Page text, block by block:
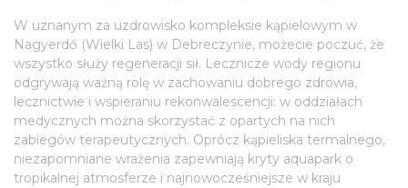
W uznanym za uzdrowisko kompleksie kąpielowym w
Nagyerdő (Wielki Las) w Debreczynie, możecie poczuć, że
wszystko służy regeneracji sił. Lecznicze wody regionu
odgrywają ważną rolę w zachowaniu dobrego zdrowia,
lecznictwie i wspieraniu rekonwalescencji: w oddziałach
medycznych można skorzystać z opartych na nich
zabiegów terapeutycznych. Oprócz kąpieliska termalnego,
niezapomniane wrażenia zapewniają kryty aquapark o
tropikalnej atmosferze i najnowocześniejsze w kraju